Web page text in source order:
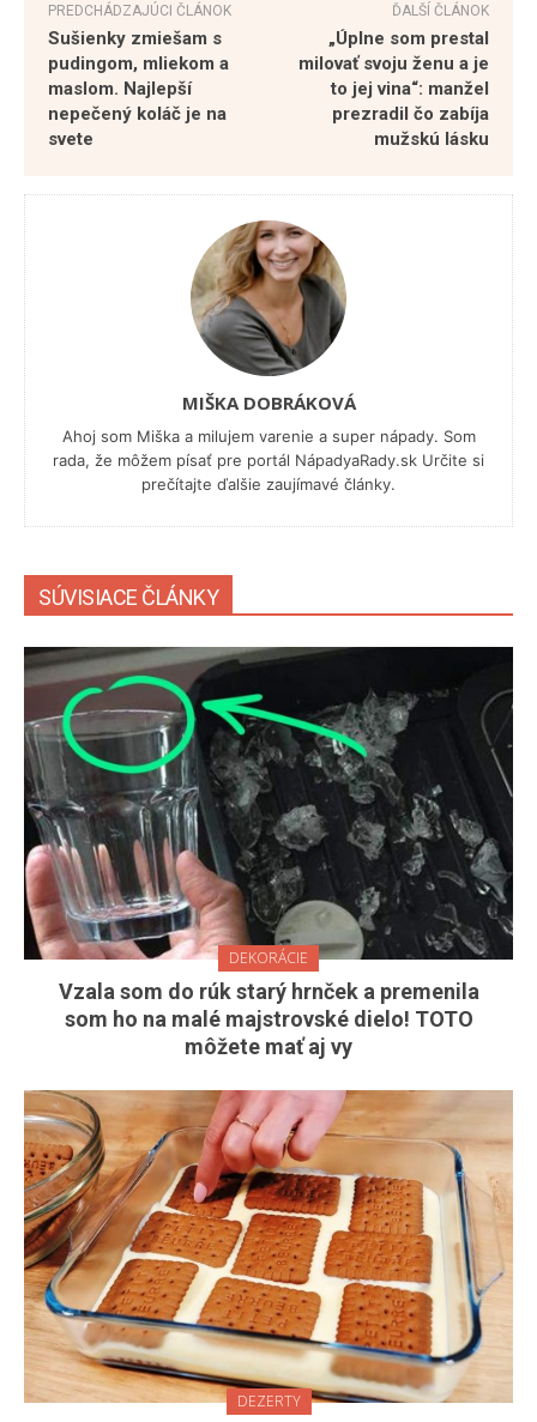
PREDCHÁDZAJÚCI ČLÁNOK
Sušienky zmiešam s
pudingom, mliekom a
maslom. Najlepší
nepečený koláč je na
svete
ĎALŠÍ ČLÁNOK
„Úplne som prestal
milovať svoju ženu a je
to jej vina“: manžel
prezradil čo zabíja
mužskú lásku
MIŠKA DOBRÁKOVÁ
Ahoj som Miška a milujem varenie a super nápady. Som
rada, že môžem písať pre portál NápadyaRady.sk Určite si
prečítajte ďalšie zaujímavé články.
SÚVISIACE ČLÁNKY
DEKORÁCIE
Vzala som do rúk starý hrnček a premenila
som ho na malé majstrovské dielo! TOTO
môžete mať aj vy
DEZERTY